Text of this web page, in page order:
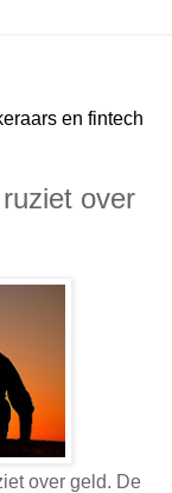
en fintech
over
over geld. De